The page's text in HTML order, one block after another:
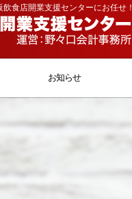
食店開業支援センターにお任せ！
お知らせ